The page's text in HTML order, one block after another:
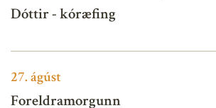
Dóttir - kóræfing
27.ágúst
Foreldramorgunn